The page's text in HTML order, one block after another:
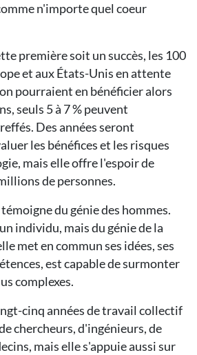
n'importe quel coeur
première soit un succès, les 100
et aux États-Unis en attente
pourraient en bénéficier alors
seuls 5 à 7 % peuvent
Des années seront
les bénéfices et les risques
mais elle offre l'espoir de
de personnes.
du génie des hommes.
individu, mais du génie de la
met en commun ses idées, ses
est capable de surmonter
complexes.
cinq années de travail collectif
chercheurs, d'ingénieurs, de
mais elle s'appuie aussi sur